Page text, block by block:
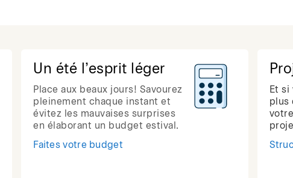
Un été l’esprit léger
Place aux beaux jours! Savourez
pleinement chaque instant et
évitez les mauvaises surprises
en élaborant un budget estival.
Faites votre budget
Et si
plus